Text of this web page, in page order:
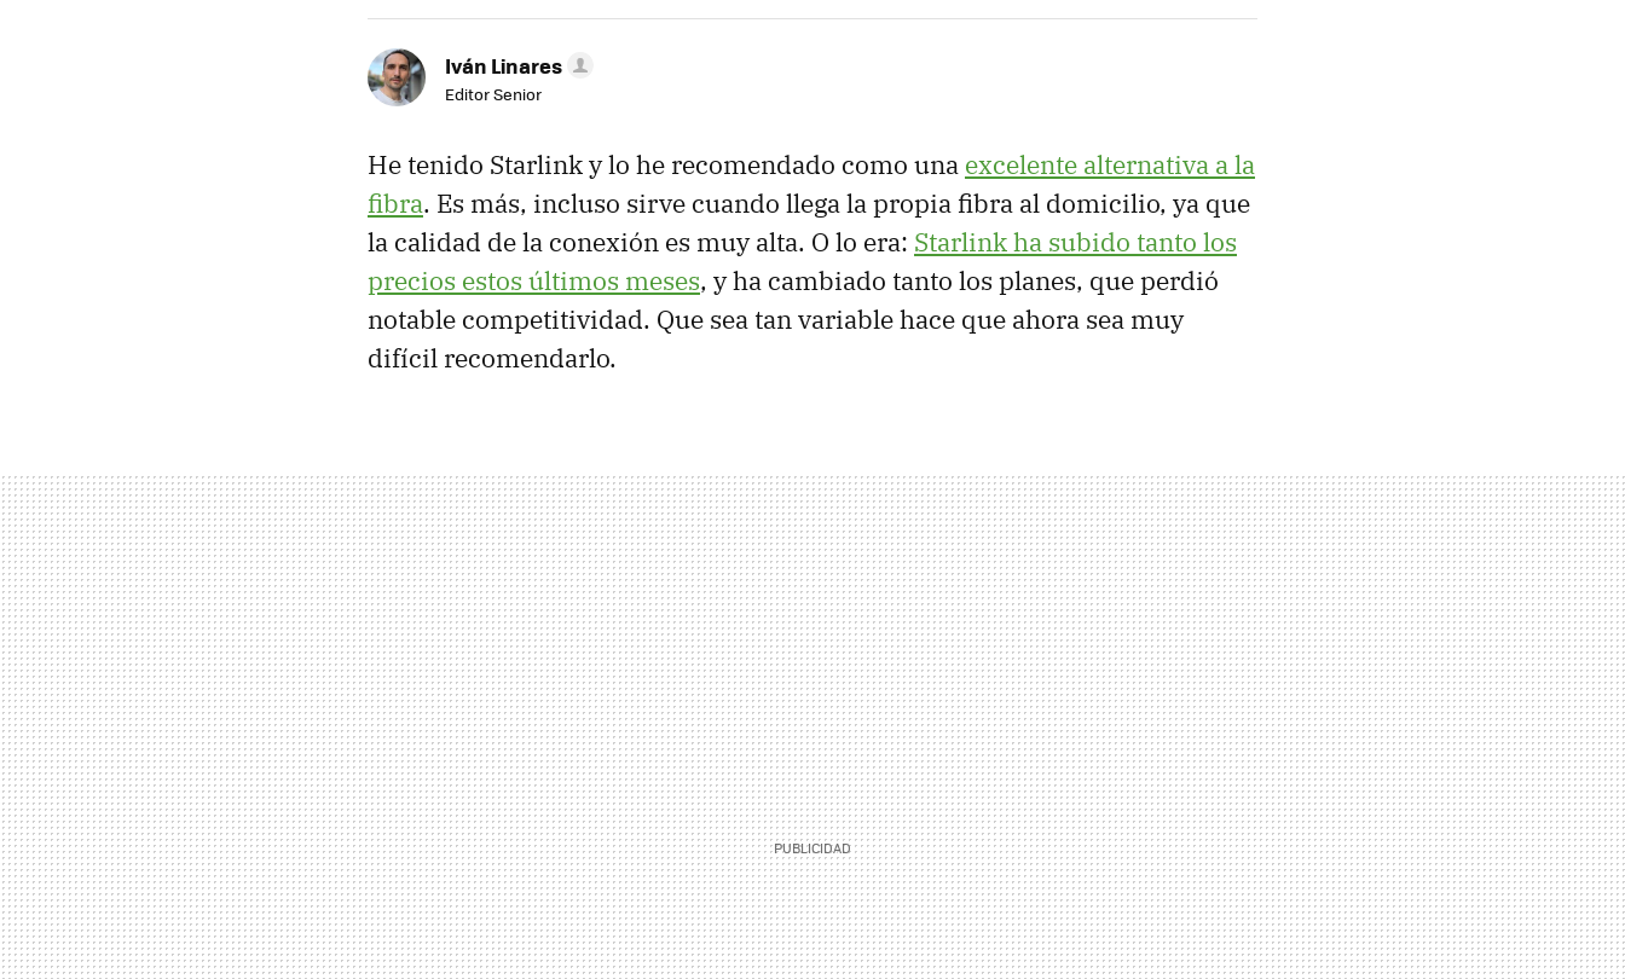
Iván Linares
Editor Senior
He tenido Starlink y lo he recomendado como una excelente alternativa a la
fibra. Es más, incluso sirve cuando llega la propia fibra al domicilio, ya que
la calidad de la conexión es muy alta. O lo era: Starlink ha subido tanto los
precios estos últimos meses, y ha cambiado tanto los planes, que perdió
notable competitividad. Que sea tan variable hace que ahora sea muy
difícil recomendarlo.